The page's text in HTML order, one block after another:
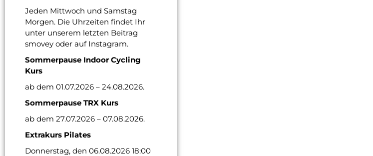
Jeden Mittwoch und Samstag
Morgen. Die Uhrzeiten findet Ihr
unter unserem letzten Beitrag
smovey oder auf Instagram.
Sommerpause Indoor Cycling
Kurs
ab dem 01.07.2026 – 24.08.2026.
Sommerpause TRX Kurs
ab dem 27.07.2026 – 07.08.2026.
Extrakurs Pilates
Donnerstag, den 06.08.2026 18:00